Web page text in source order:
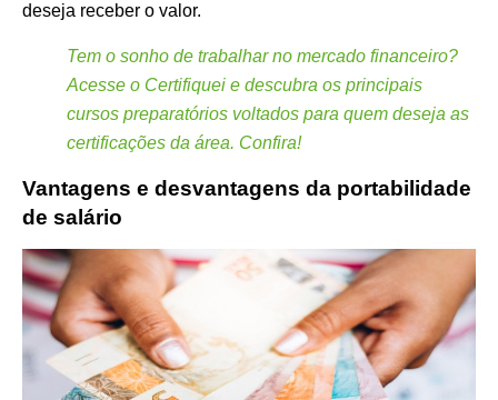
deseja receber o valor.
Tem o sonho de trabalhar no mercado financeiro?
Acesse o Certifiquei e descubra os principais
cursos preparatórios voltados para quem deseja as
certificações da área. Confira!
Vantagens e desvantagens da portabilidade
de salário